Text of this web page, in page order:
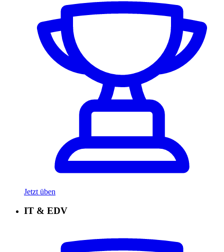
Jetzt üben
IT & EDV